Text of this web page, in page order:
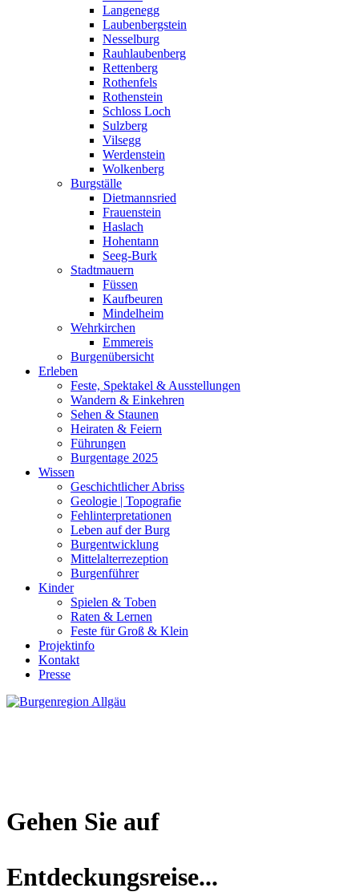
Langenegg
Laubenbergstein
Nesselburg
Rauhlaubenberg
Rettenberg
Rothenfels
Rothenstein
Schloss Loch
Sulzberg
Vilsegg
Werdenstein
Wolkenberg
Burgställe
Dietmannsried
Frauenstein
Haslach
Hohentann
Seeg-Burk
Stadtmauern
Füssen
Kaufbeuren
Mindelheim
Wehrkirchen
Emmereis
Burgenübersicht
Erleben
Feste, Spektakel & Ausstellungen
Wandern & Einkehren
Sehen & Staunen
Heiraten & Feiern
Führungen
Burgentage 2025
Wissen
Geschichtlicher Abriss
Geologie | Topografie
Fehlinterpretationen
Leben auf der Burg
Burgentwicklung
Mittelalterrezeption
Burgenführer
Kinder
Spielen & Toben
Raten & Lernen
Feste für Groß & Klein
Projektinfo
Kontakt
Presse
Gehen Sie auf
Entdeckungsreise...